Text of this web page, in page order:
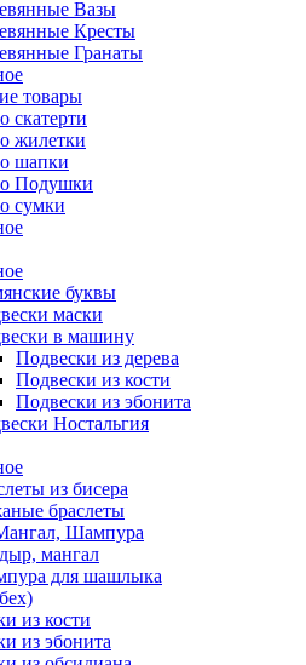
Вазы
Кресты
Гранаты
товары
скатерти
жилетки
шапки
Подушки
сумки
буквы
маски
в машину
Подвески из дерева
Подвески из кости
Подвески из эбонита
Ностальгия
из бисера
браслеты
Шампура
мангал
для шашлыка
из кости
из эбонита